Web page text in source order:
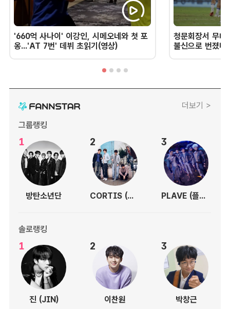
'660억 사나이' 이강인, 시메오네와 첫 포
옹...'AT 7번' 데뷔 초읽기(영상)
청문회장서 무너
불신으로 번졌
더보기 >
그룹랭킹
1
방탄소년단
2
CORTIS (코르티스)
3
PLAVE (플레이브)
솔로랭킹
1
진 (JIN)
2
이찬원
3
박창근